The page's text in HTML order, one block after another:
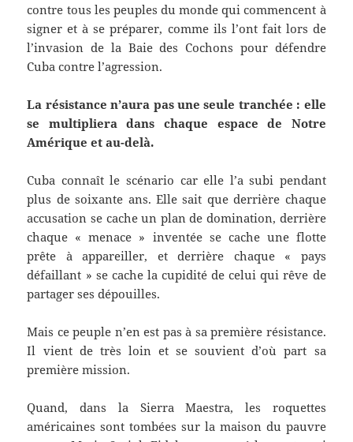
contre tous les peuples du monde qui commencent à
signer et à se préparer, comme ils l’ont fait lors de
l’invasion de la Baie des Cochons pour défendre
Cuba contre l’agression.
La résistance n’aura pas une seule tranchée : elle
se multipliera dans chaque espace de Notre
Amérique et au-delà.
Cuba connaît le scénario car elle l’a subi pendant
plus de soixante ans. Elle sait que derrière chaque
accusation se cache un plan de domination, derrière
chaque « menace » inventée se cache une flotte
prête à appareiller, et derrière chaque « pays
défaillant » se cache la cupidité de celui qui rêve de
partager ses dépouilles.
Mais ce peuple n’en est pas à sa première résistance.
Il vient de très loin et se souvient d’où part sa
première mission.
Quand, dans la Sierra Maestra, les roquettes
américaines sont tombées sur la maison du pauvre